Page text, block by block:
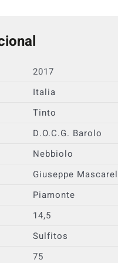
2017
Italia
Tinto
D.O.C.G. Barolo
Nebbiolo
Giuseppe
Piamonte
14,5
Sulfitos
75